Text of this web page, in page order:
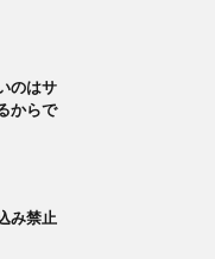
のはサ
からで
み禁止